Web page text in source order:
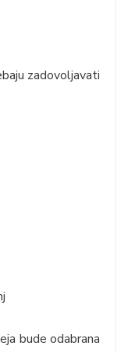
zadovoljavati
bude odabrana